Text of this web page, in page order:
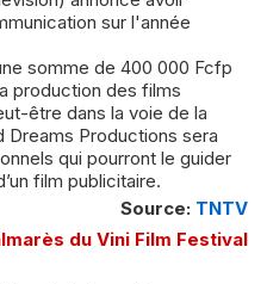
sur l'année
somme de 400 000 Fcfp
production des films
être dans la voie de la
Dreams Productions sera
qui pourront le guider
film publicitaire.
Source: TNTV
du Vini Film Festival